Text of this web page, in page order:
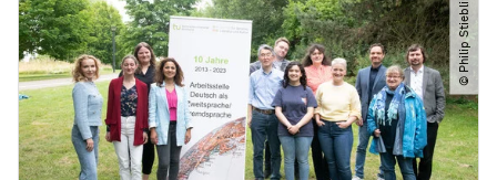
© Philip Stiebling